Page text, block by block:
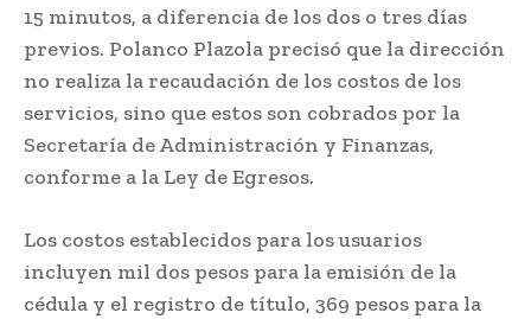
15 minutos, a diferencia de los dos o tres días
previos. Polanco Plazola precisó que la dirección
no realiza la recaudación de los costos de los
servicios, sino que estos son cobrados por la
Secretaría de Administración y Finanzas,
conforme a la Ley de Egresos.
Los costos establecidos para los usuarios
incluyen mil dos pesos para la emisión de la
cédula y el registro de título, 369 pesos para la